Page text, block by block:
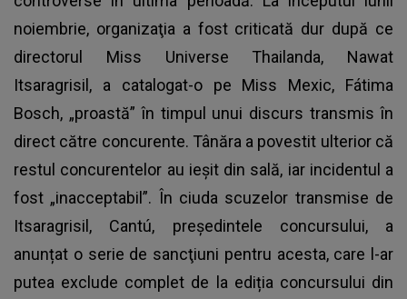
noiembrie, organizaţia a fost criticată dur după ce
directorul Miss Universe Thailanda, Nawat
Itsaragrisil, a catalogat-o pe Miss Mexic, Fátima
Bosch, „proastă” în timpul unui discurs transmis în
direct către concurente. Tânăra a povestit ulterior că
restul concurentelor au ieșit din sală, iar incidentul a
fost „inacceptabil”. În ciuda scuzelor transmise de
Itsaragrisil, Cantú, preşedintele concursului, a
anunțat o serie de sancţiuni pentru acesta, care l-ar
putea exclude complet de la ediția concursului din